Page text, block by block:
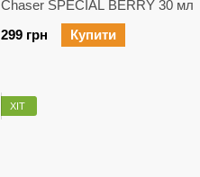
Chaser SPECIAL BERRY 30 мл
299 грн
Купити
ХІТ